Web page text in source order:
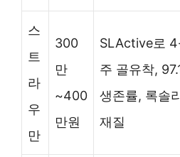
스
트
라
우
만
300
만
~400
만원
SLActive로
주 골유착,
생존률, 록솔
재질